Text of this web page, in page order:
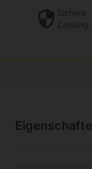
Sichere
Zahlung